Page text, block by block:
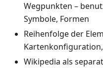
Wegpunkten –
Symbole, Formen
Reihenfolge der
Wikipedia als